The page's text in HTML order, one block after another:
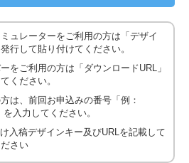
ュレーターをご利用の方は「デザイ
行して貼り付けてください。
をご利用の方は「ダウンロードURL」
ください。
は、前回お申込みの番号「例：
を入力してください。
入稿デザインキー及びURLを記載して
さい